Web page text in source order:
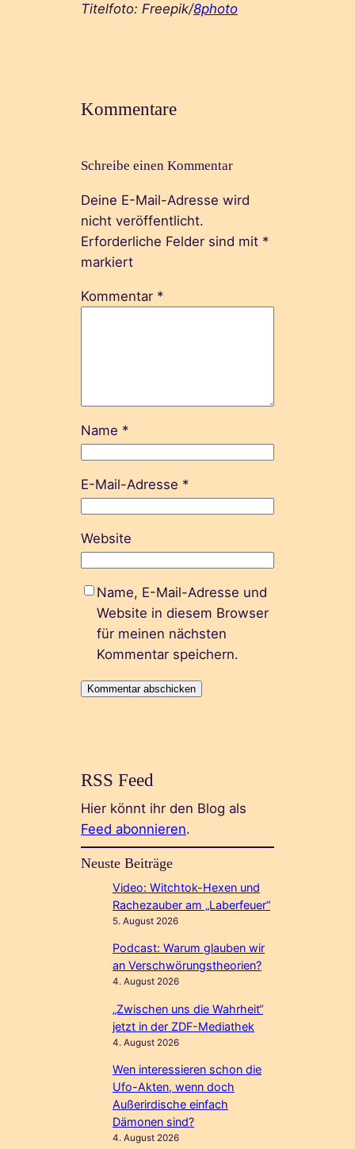
Titelfoto: Freepik/8photo
Kommentare
Schreibe einen Kommentar
Deine E-Mail-Adresse wird
nicht veröffentlicht.
Erforderliche Felder sind mit *
markiert
Kommentar *
Name *
E-Mail-Adresse *
Website
Name, E-Mail-Adresse und
Website in diesem Browser
für meinen nächsten
Kommentar speichern.
RSS Feed
Hier könnt ihr den Blog als
Feed abonnieren.
Neuste Beiträge
Video: Witchtok-Hexen und
Rachezauber am „Laberfeuer“
5. August 2026
Podcast: Warum glauben wir
an Verschwörungstheorien?
4. August 2026
„Zwischen uns die Wahrheit“
jetzt in der ZDF-Mediathek
4. August 2026
Wen interessieren schon die
Ufo-Akten, wenn doch
Außerirdische einfach
Dämonen sind?
4. August 2026